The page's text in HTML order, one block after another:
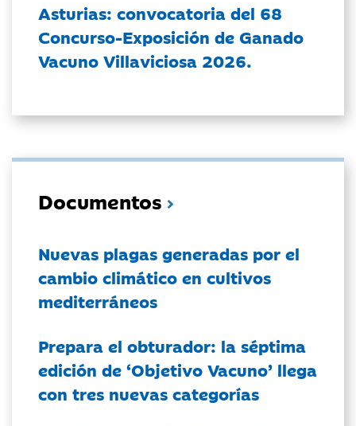
Asturias: convocatoria del 68
Concurso-Exposición de Ganado
Vacuno Villaviciosa 2026.
Documentos
Nuevas plagas generadas por el
cambio climático en cultivos
mediterráneos
Prepara el obturador: la séptima
edición de ‘Objetivo Vacuno’ llega
con tres nuevas categorías